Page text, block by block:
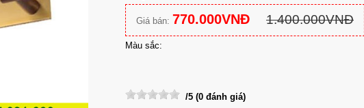
Giá bán: 770.000VNĐ 1.400.000VNĐ
Màu sắc:
/5 (0 đánh giá)